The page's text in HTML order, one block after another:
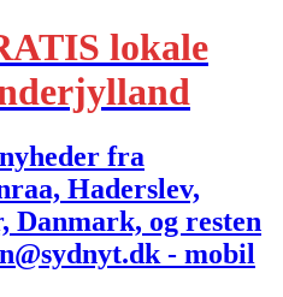
lokale
fra
Haderslev,
Danmark, og resten
- mobil